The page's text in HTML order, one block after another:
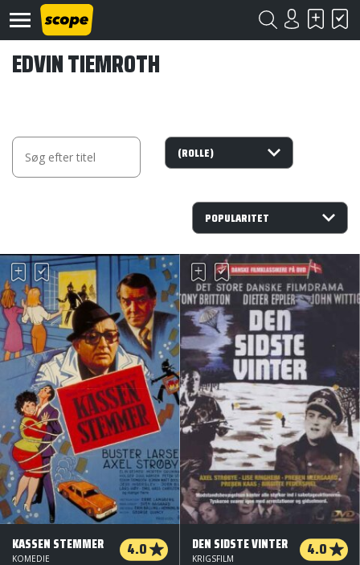
Om
Scope
2020
EDVIN TIEMROTH
KASSEN STEMMER 4.0
KOMEDIE
DEN SIDSTE VINTER 4.0
KRIGSFILM